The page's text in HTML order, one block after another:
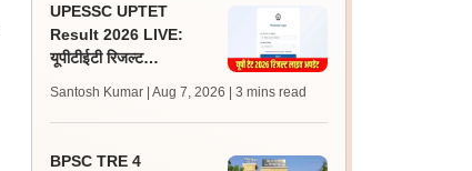
UPESSC UPTET
Result 2026 LIVE:
यूपीटीईटी रिजल्ट
जल्द, जानें लेटेस्ट अपडेट,
पासिंग मार्क्स
Santosh Kumar | Aug 7, 2026 | 3 mins read
BPSC TRE 4